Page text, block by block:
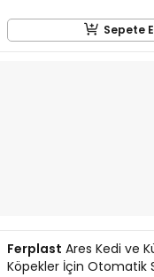
Sepete
Ferplast Ares Kedi ve
Köpekler İçin Otomatik